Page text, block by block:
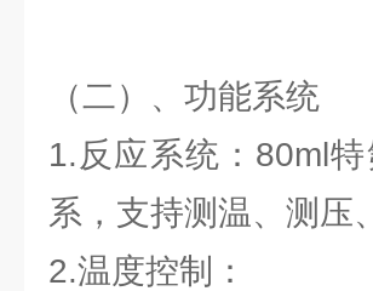
（二）、功能系统
1.反应系统：80ml
系，支持测温、测压
2.温度控制：